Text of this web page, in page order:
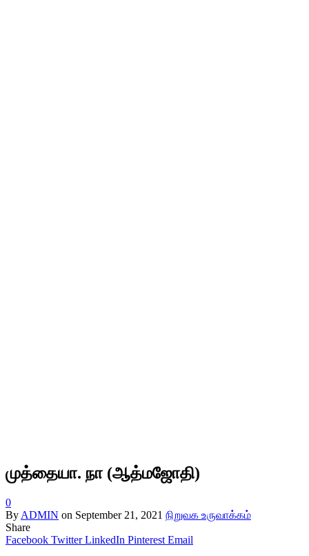
முத்தையா. நா (ஆத்மஜோதி)
0
By ADMIN on September 21, 2021 நிறுவக உருவாக்கம்
Share
Facebook Twitter LinkedIn Pinterest Email